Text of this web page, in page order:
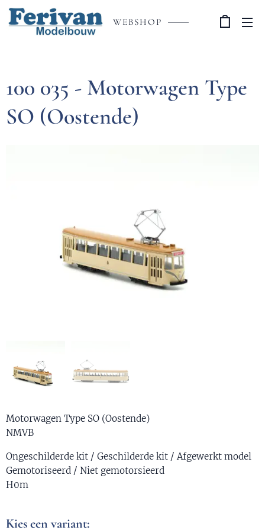
WEBSHOP
100 035 - Motorwagen Type
SO (Oostende)
Motorwagen Type SO (Oostende)
NMVB
Ongeschilderde kit / Geschilderde kit / Afgewerkt model
Gemotoriseerd / Niet gemotorsieerd
H0m
Kies een variant: